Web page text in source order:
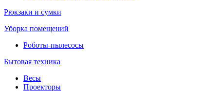
Рюкзаки и сумки
Уборка помещений
Роботы-пылесосы
Бытовая техника
Весы
Проекторы